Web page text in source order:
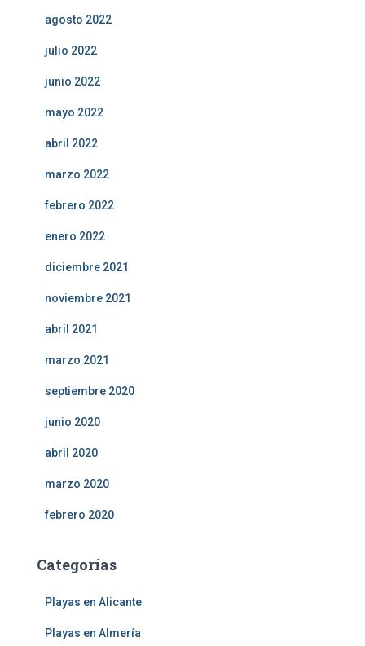
agosto 2022
julio 2022
junio 2022
mayo 2022
abril 2022
marzo 2022
febrero 2022
enero 2022
diciembre 2021
noviembre 2021
abril 2021
marzo 2021
septiembre 2020
junio 2020
abril 2020
marzo 2020
febrero 2020
Categorías
Playas en Alicante
Playas en Almería